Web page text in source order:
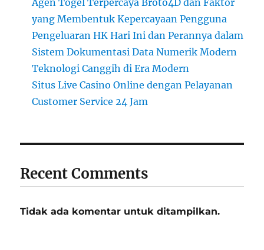
yang Membentuk Kepercayaan Pengguna
Pengeluaran HK Hari Ini dan Perannya dalam
Sistem Dokumentasi Data Numerik Modern
Teknologi Canggih di Era Modern
Situs Live Casino Online dengan Pelayanan
Customer Service 24 Jam
Recent Comments
Tidak ada komentar untuk ditampilkan.